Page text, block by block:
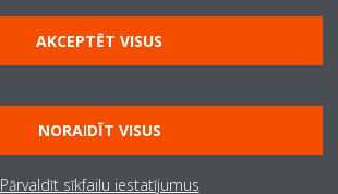
AKCEPTĒT VISUS
NORAIDĪT VISUS
Pārvaldīt sīkfailu iestatījumus